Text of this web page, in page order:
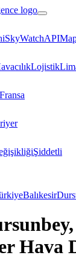
SkyWatchAPI
Lojistik
Fransa
Şiddetli
Balıkesir
Hava